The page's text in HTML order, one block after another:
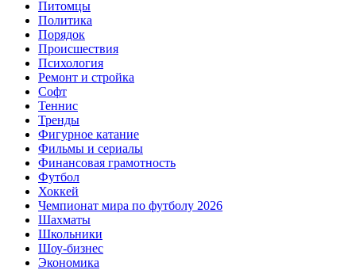
Питомцы
Политика
Порядок
Происшествия
Психология
Ремонт и стройка
Софт
Теннис
Тренды
Фигурное катание
Фильмы и сериалы
Финансовая грамотность
Футбол
Хоккей
Чемпионат мира по футболу 2026
Шахматы
Школьники
Шоу-бизнес
Экономика